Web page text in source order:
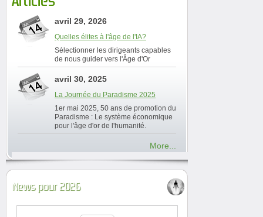
avril 29, 2026
Quelles élites à l'âge de l'IA?
Sélectionner les dirigeants capables
de nous guider vers l'Âge d'Or
avril 30, 2025
La Journée du Paradisme 2025
1er mai 2025, 50 ans de promotion du
Paradisme : Le système économique
pour l'âge d'or de l'humanité.
More...
News pour 2026